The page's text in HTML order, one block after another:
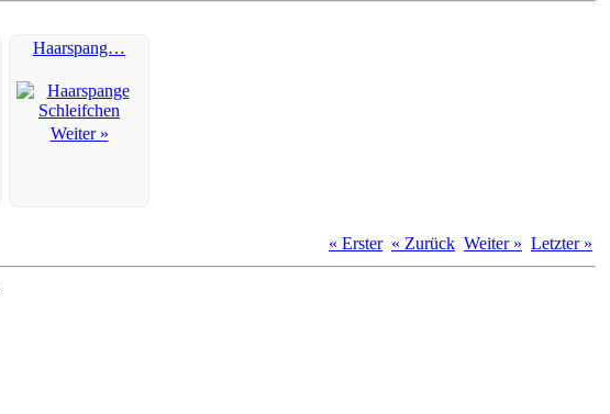
Haarspang…
Weiter »
« Erster « Zurück Weiter » Letzter »